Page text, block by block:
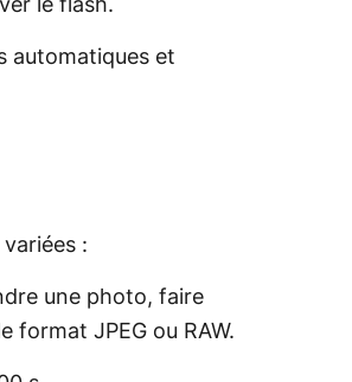
le flash.
automatiques et
:
une photo, faire
format JPEG ou RAW.